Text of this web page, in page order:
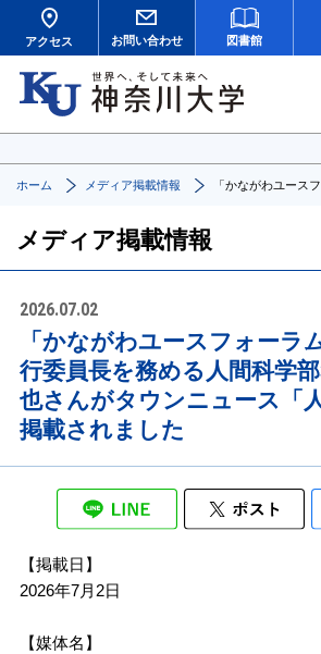
アクセス お問い合わせ 図書館
ホーム メディア掲載情報 「かながわユース
メディア掲載情報
2026.07.02
「かながわユースフォーラ
行委員長を務める人間科学
也さんがタウンニュース「
掲載されました
【掲載日】
2026年7月2日
【媒体名】